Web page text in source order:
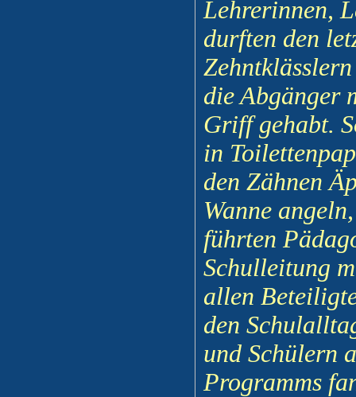
Lehrerinnen,
durften den
die Abgänger
Griff gehabt.
in
den Zähnen
Wanne
führten
Schulleitung
allen
den
und Schülern
Programms